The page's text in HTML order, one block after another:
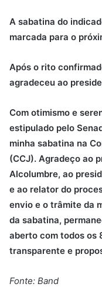
A sabatina do
marcada para o
Após o rito
agradeceu ao
Com otimismo e
estipulado pelo
minha sabatina na
(CCJ). Agradeço ao
Alcolumbre, ao
e ao relator do
envio e o trâmite da
da sabatina,
aberto com todos os
transparente e
Fonte: Band